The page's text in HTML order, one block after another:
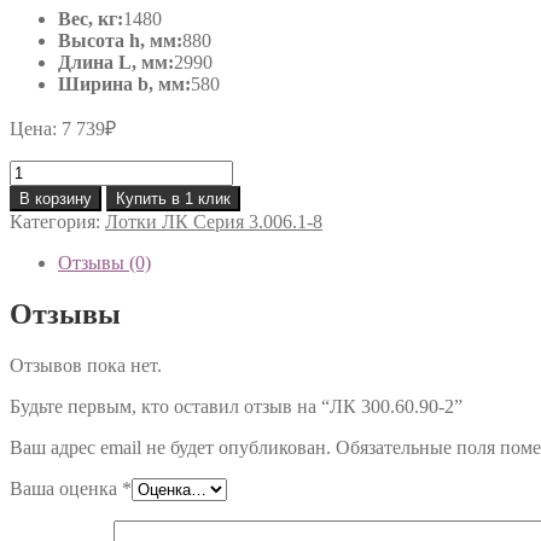
Вес, кг:1480
Высота h, мм:880
Длина L, мм:2990
Ширина b, мм:580
Цена: 7 739₽
Количество
товара
ЛК
300.60.90-
В корзину Купить в 1 клик
Категория: Лотки ЛК Серия 3.006.1-8
Отзывы (0)
Отзывы
Отзывов пока нет.
Будьте первым, кто оставил отзыв на “ЛК 300.60.90-2”
Ваш адрес email не будет опубликован. Обязательные поля
Ваша оценка *